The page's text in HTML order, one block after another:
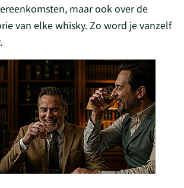
maar ook over de
van elke whisky. Zo word je vanzelf